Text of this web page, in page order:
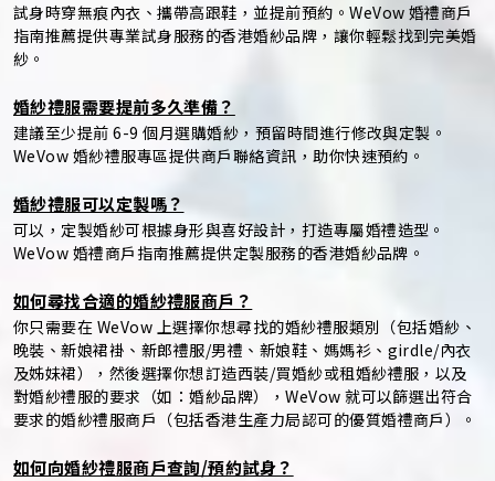
試身時穿無痕內衣、攜帶高跟鞋，並提前預約。WeVow 婚禮商戶
指南推薦提供專業試身服務的香港婚紗品牌，讓你輕鬆找到完美婚
紗。
婚紗禮服需要提前多久準備？
建議至少提前 6-9 個月選購婚紗，預留時間進行修改與定製。
WeVow 婚紗禮服專區提供商戶聯絡資訊，助你快速預約。
婚紗禮服可以定製嗎？
可以，定製婚紗可根據身形與喜好設計，打造專屬婚禮造型。
WeVow 婚禮商戶指南推薦提供定製服務的香港婚紗品牌。
如何尋找合適的婚紗禮服商戶？
你只需要在 WeVow 上選擇你想尋找的婚紗禮服類別（包括婚紗、
晚裝、新娘裙褂、新郎禮服/男禮、新娘鞋、媽媽衫、girdle/內衣
及姊妹裙），然後選擇你想訂造西裝/買婚紗或租婚紗禮服，以及
對婚紗禮服的要求（如：婚紗品牌），WeVow 就可以篩選出符合
要求的婚紗禮服商戶（包括香港生產力局認可的優質婚禮商戶）。
如何向婚紗禮服商戶查詢/預約試身？